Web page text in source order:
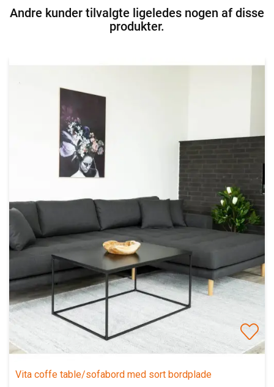
Andre kunder tilvalgte ligeledes nogen af disse
produkter.
Vita coffe table/sofabord med sort bordplade